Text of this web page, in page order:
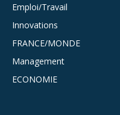
Emploi/Travail
Innovations
FRANCE/MONDE
Management
ECONOMIE